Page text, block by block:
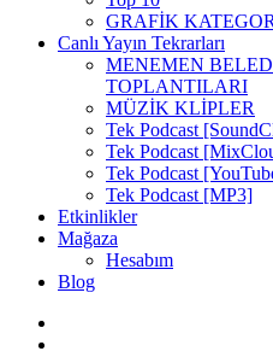
GRAFİK
Canlı Yayın Tekrarları
MENEMEN
TOPLANTILARI
MÜZİK KLİPLER
Tek Podcast
Tek Podcast
Tek Podcast
Tek Podcast [MP3]
Etkinlikler
Mağaza
Hesabım
Blog